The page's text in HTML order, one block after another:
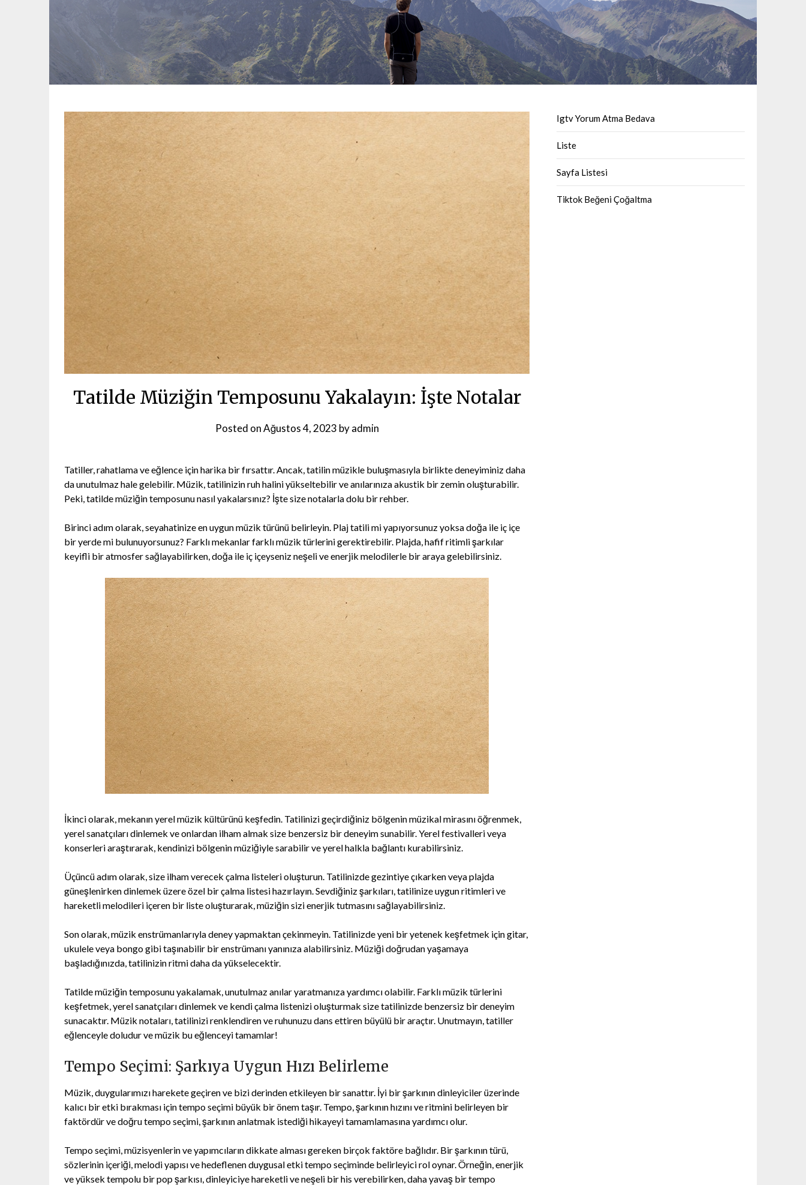
Tatilde Müziğin Temposunu Yakalayın: İşte Notalar
Posted onAğustos 4, 2023 byadmin
Tatiller, rahatlama ve eğlence için harika bir fırsattır. Ancak, tatilin müzikle buluşmasıyla birlikte deneyiminiz daha
da unutulmaz hale gelebilir. Müzik, tatilinizin ruh halini yükseltebilir ve anılarınıza akustik bir zemin oluşturabilir.
Peki, tatilde müziğin temposunu nasıl yakalarsınız? İşte size notalarla dolu bir rehber.
Birinci adım olarak, seyahatinize en uygun müzik türünü belirleyin. Plaj tatili mi yapıyorsunuz yoksa doğa ile iç içe
bir yerde mi bulunuyorsunuz? Farklı mekanlar farklı müzik türlerini gerektirebilir. Plajda, hafif ritimli şarkılar
keyifli bir atmosfer sağlayabilirken, doğa ile iç içeyseniz neşeli ve enerjik melodilerle bir araya gelebilirsiniz.
İkinci olarak, mekanın yerel müzik kültürünü keşfedin. Tatilinizi geçirdiğiniz bölgenin müzikal mirasını öğrenmek,
yerel sanatçıları dinlemek ve onlardan ilham almak size benzersiz bir deneyim sunabilir. Yerel festivalleri veya
konserleri araştırarak, kendinizi bölgenin müziğiyle sarabilir ve yerel halkla bağlantı kurabilirsiniz.
Üçüncü adım olarak, size ilham verecek çalma listeleri oluşturun. Tatilinizde gezintiye çıkarken veya plajda
güneşlenirken dinlemek üzere özel bir çalma listesi hazırlayın. Sevdiğiniz şarkıları, tatilinize uygun ritimleri ve
hareketli melodileri içeren bir liste oluşturarak, müziğin sizi enerjik tutmasını sağlayabilirsiniz.
Son olarak, müzik enstrümanlarıyla deney yapmaktan çekinmeyin. Tatilinizde yeni bir yetenek keşfetmek için gitar,
ukulele veya bongo gibi taşınabilir bir enstrümanı yanınıza alabilirsiniz. Müziği doğrudan yaşamaya
başladığınızda, tatilinizin ritmi daha da yükselecektir.
Tatilde müziğin temposunu yakalamak, unutulmaz anılar yaratmanıza yardımcı olabilir. Farklı müzik türlerini
keşfetmek, yerel sanatçıları dinlemek ve kendi çalma listenizi oluşturmak size tatilinizde benzersiz bir deneyim
sunacaktır. Müzik notaları, tatilinizi renklendiren ve ruhunuzu dans ettiren büyülü bir araçtır. Unutmayın, tatiller
eğlenceyle doludur ve müzik bu eğlenceyi tamamlar!
Tempo Seçimi: Şarkıya Uygun Hızı Belirleme
Müzik, duygularımızı harekete geçiren ve bizi derinden etkileyen bir sanattır. İyi bir şarkının dinleyiciler üzerinde
kalıcı bir etki bırakması için tempo seçimi büyük bir önem taşır. Tempo, şarkının hızını ve ritmini belirleyen bir
faktördür ve doğru tempo seçimi, şarkının anlatmak istediği hikayeyi tamamlamasına yardımcı olur.
Tempo seçimi, müzisyenlerin ve yapımcıların dikkate alması gereken birçok faktöre bağlıdır. Bir şarkının türü,
sözlerinin içeriği, melodi yapısı ve hedeflenen duygusal etki tempo seçiminde belirleyici rol oynar. Örneğin, enerjik
ve yüksek tempolu bir pop şarkısı, dinleyiciye hareketli ve neşeli bir his verebilirken, daha yavaş bir tempo
Igtv Yorum Atma Bedava
Liste
Sayfa Listesi
Tiktok Beğeni Çoğaltma